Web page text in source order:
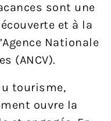
sont une
et à la
Nationale
(ANCV).
tourisme,
ouvre la